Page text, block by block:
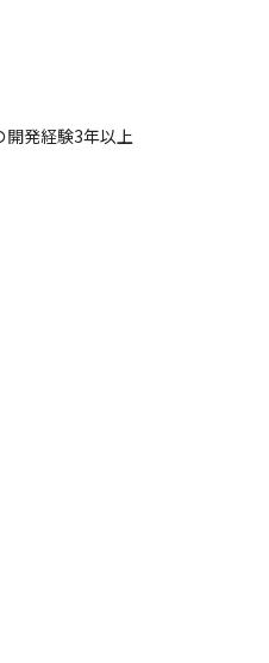
開発など進めてきましたが、今
。
提としたAIシステムの開発を進
可能です。
ラリの選定、アルゴリズムの選
ジニアの意見が理解されやすい
開発経験3年以上